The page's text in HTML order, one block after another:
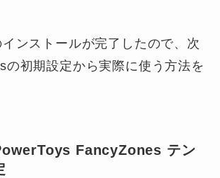
ンストールが完了したので、次
の初期設定から実際に使う方法を
FancyZones テン